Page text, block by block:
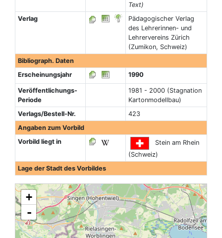
Text)
Verlag
Pädagogischer Verlag
des Lehrerinnen- und
Lehrervereins Zürich
(Zumikon, Schweiz)
Bibliograph. Daten
Erscheinungsjahr
1990
Veröffentlichungs-
Periode
1981 - 2000 (Stagnation
Kartonmodellbau)
Verlags/Bestell-Nr.
423
Angaben zum Vorbild
Vorbild liegt in
Stein am Rhein
(Schweiz)
Lage der Stadt des Vorbildes
+
-